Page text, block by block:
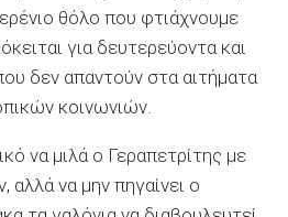
θόλο που φτιάχνουμε
για δευτερεύοντα και
δεν απαντούν στα αιτήματα
κοινωνιών.
να μιλά ο Γεραπετρίτης με
αλλά να μην πηγαίνει ο